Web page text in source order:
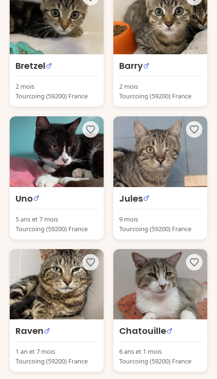
Bretzel
2 mois
Tourcoing (59200) France
Barry
2 mois
Tourcoing (59200) France
Uno
5 ans et 7 mois
Tourcoing (59200) France
Jules
9 mois
Tourcoing (59200) France
Raven
1 an et 7 mois
Tourcoing (59200) France
Chatouille
6 ans et 1 mois
Tourcoing (59200) France